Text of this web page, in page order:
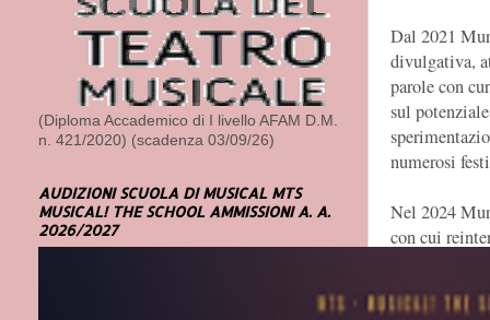
Dal 2021
divulgativa,
parole con
sul
numerosi
Nel 2024
con cui
diverso dal
(Diploma Accademico di I livello AFAM D.M.
n. 421/2020) (scadenza 03/09/26)
AUDIZIONI SCUOLA DI MUSICAL MTS
MUSICAL! THE SCHOOL AMMISSIONI A. A.
2026/2027